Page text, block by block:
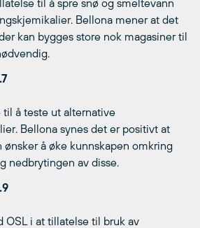
til å spre snø og smeltevann
Bellona mener at det
kan bygges store nok magasiner til
å teste ut alternative
Bellona synes det er positivt at
ønsker å øke kunnskapen omkring
nedbrytingen av disse.
OSL i at tillatelse til bruk av